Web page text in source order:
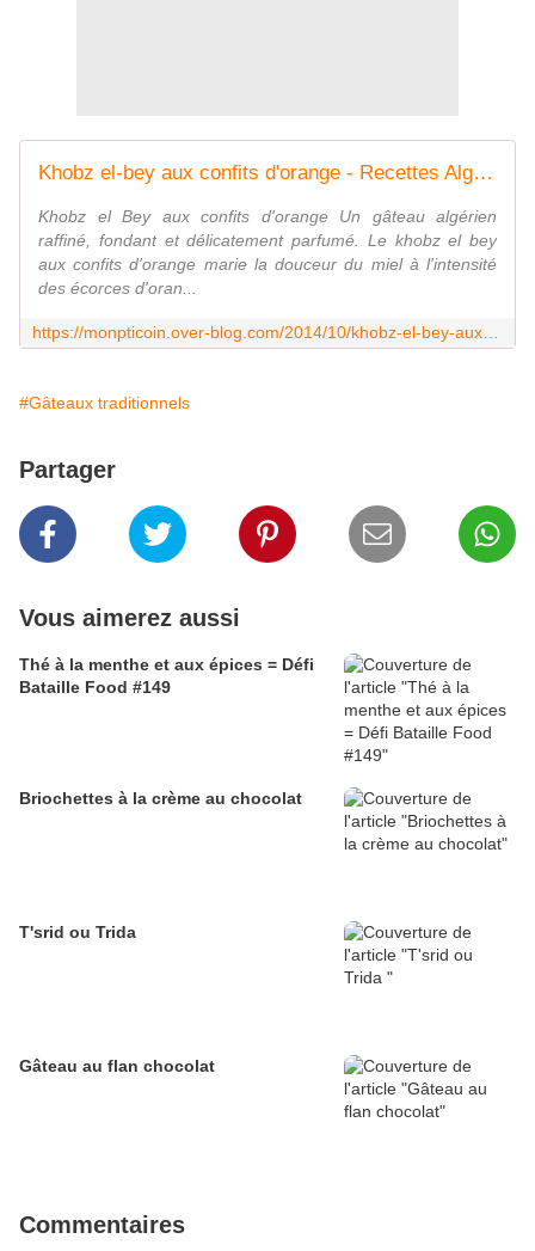
Khobz el-bey aux confits d'orange - Recettes Algériennes et d'ailleurs
Khobz el Bey aux confits d'orange Un gâteau algérien
raffiné, fondant et délicatement parfumé. Le khobz el bey
aux confits d'orange marie la douceur du miel à l'intensité
des écorces d'oran...
#Gâteaux traditionnels
Partager
Vous aimerez aussi
Thé à la menthe et aux épices = Défi
Bataille Food #149
Briochettes à la crème au chocolat
T'srid ou Trida
Gâteau au flan chocolat
Commentaires